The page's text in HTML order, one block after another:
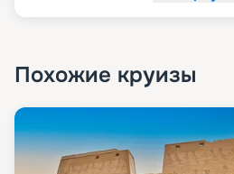
Похожие круизы